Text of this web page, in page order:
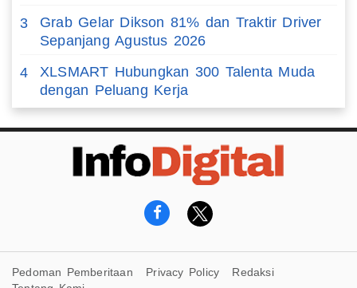
3
Grab Gelar Dikson 81% dan Traktir Driver
Sepanjang Agustus 2026
4
XLSMART Hubungkan 300 Talenta Muda
dengan Peluang Kerja
Pedoman Pemberitaan Privacy Policy
Redaksi